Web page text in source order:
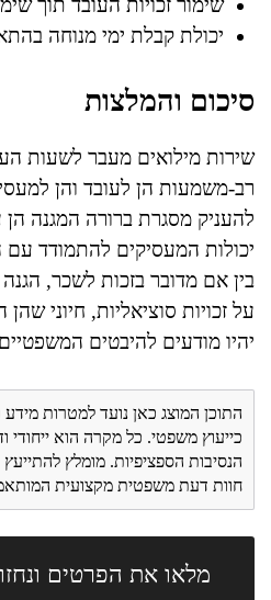
יכולת קבלת ימי מנוחה
סיכום והמלצות
שירות מילואים מעבר לשעות
רב-משמעות הן לעובד והן
להעניק מסגרת ברורה המגנה הן
יכולות המעסיקים להתמודד עם
בין אם מדובר בזכות לשכר,
על זכויות סוציאליות, חיוני
יהיו מודעים להיבטים
התוכן המוצג כאן נועד למטרות מידע
כייעוץ משפטי. כל מקרה הוא ייחודי
הנסיבות הספציפיות. מומלץ
חוות דעת משפטית מקצועית
מלאו את הפרטים